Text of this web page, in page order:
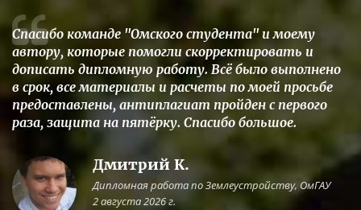
Спасибо команде "Омского студента" и моему
автору, которые помогли скорректировать и
дописать дипломную работу. Всё было выполнено
в срок, все материалы и расчеты по моей просьбе
предоставлены, антиплагиат пройден с первого
раза, защита на пятёрку. Спасибо большое.
Дмитрий К.
Дипломная работа по Землеустройству, ОмГАУ
2 августа 2026 г.